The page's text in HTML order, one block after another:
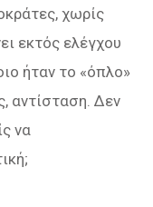
χωρίς
εκτός ελέγχου
ήταν το «όπλο»
αντίσταση. Δεν
να